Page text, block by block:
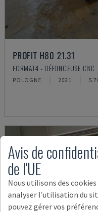
PROFIT H80 21.31
FORMAT4 - DÉFONCEUSE CNC
POLOGNE 2021
Avis de
de l'UE
Nous utilisons des
analyser l'utilisation du
pouvez gérer vos